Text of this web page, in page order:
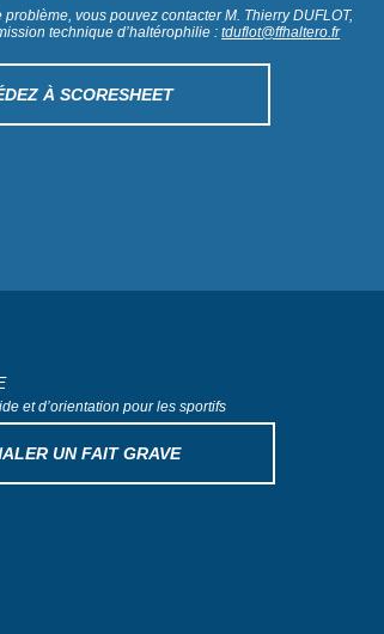
problème, vous pouvez contacter M. Thierry DUFLOT,
technique d’haltérophilie :tduflot@ffhaltero.fr
À SCORESHEET
et d’orientation pour les sportifs
UN FAIT GRAVE